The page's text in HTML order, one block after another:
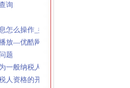
怎么操作_搜狐其它_搜狐网
放—优酷网,高清在线观看
题
一般纳税人。-文章
人资格的开始年月？_百度知道
包听|E都市